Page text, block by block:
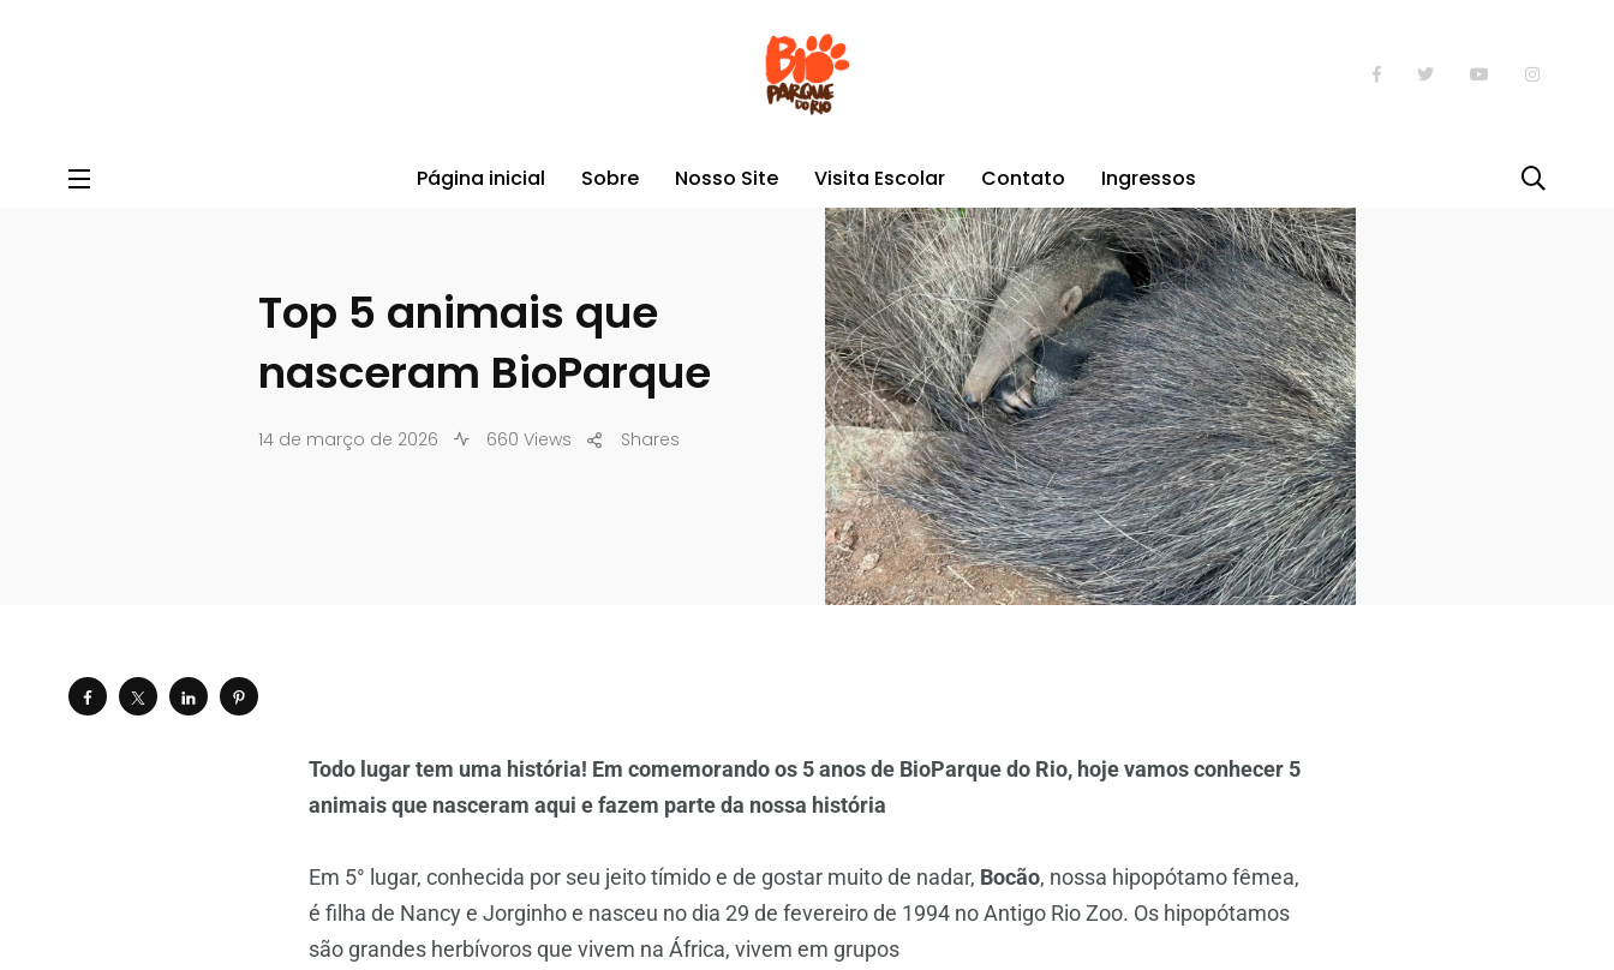
Página inicial Sobre Nosso Site Visita Escolar Contato Ingressos
Top 5 animais que nasceram BioParque
Top 5 animais que
nasceram BioParque
14 de março de 2026 660 Views Shares
Todo lugar tem uma história! Em comemorando os 5 anos de BioParque do Rio, hoje vamos conhecer 5
animais que nasceram aqui e fazem parte da nossa história
Em 5° lugar, conhecida por seu jeito tímido e de gostar muito de nadar, Bocão, nossa hipopótamo fêmea,
é filha de Nancy e Jorginho e nasceu no dia 29 de fevereiro de 1994 no Antigo Rio Zoo. Os hipopótamos
são grandes herbívoros que vivem na África, vivem em grupos